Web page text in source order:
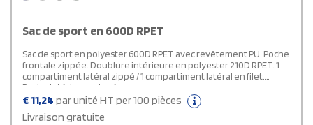
Sac de sport en 600D RPET
Sac de sport en polyester 600D RPET avec revêtement PU. Poche
frontale zippée. Doublure intérieure en polyester 210D RPET. 1
compartiment latéral zippé / 1 compartiment latéral en filet.
Poche intérieure zippée.
€11,24 par unité HT per 100 pièces
Livraison gratuite